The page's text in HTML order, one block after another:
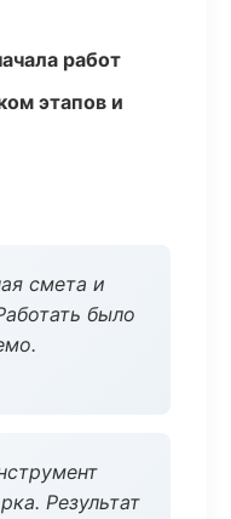
работ
этапов и
смета и
было
Результат